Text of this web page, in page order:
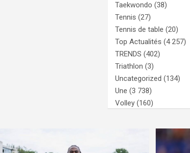
Taekwondo (38)
Tennis (27)
Tennis de table (20)
Top Actualités (4 257)
TRENDS (402)
Triathlon (3)
Uncategorized (134)
Une (3 738)
Volley (160)